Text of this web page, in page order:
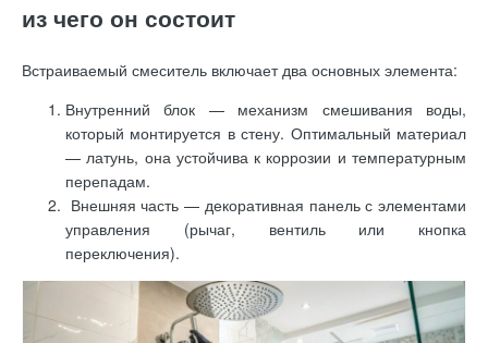
из чего он состоит
Встраиваемый смеситель включает два основных элемента:
Внутренний блок — механизм смешивания воды,
который монтируется в стену. Оптимальный материал
— латунь, она устойчива к коррозии и температурным
перепадам.
Внешняя часть — декоративная панель с элементами
управления (рычаг, вентиль или кнопка
переключения).